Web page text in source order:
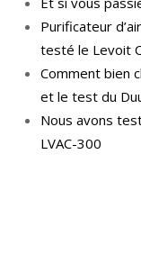
Purificateur
testé le Levoit
Comment bien
et le test du
Nous avons
LVAC-300